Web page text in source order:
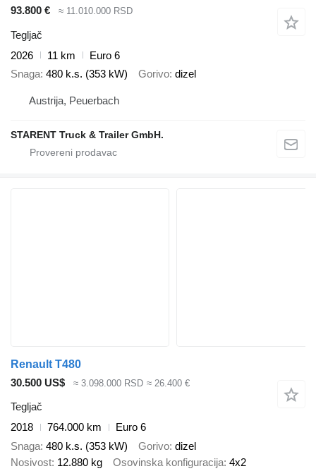
93.800 € ≈ 11.010.000 RSD
Tegljač
2026
11 km
Euro 6
Snaga 480 k.s. (353 kW) Gorivo dizel
Austrija, Peuerbach
STARENT Truck & Trailer GmbH.
Renault T480
30.500 US$
≈ 3.098.000 RSD ≈ 26.400 €
Tegljač
2018
764.000 km
Euro 6
Snaga 480 k.s. (353 kW) Gorivo dizel
Nosivost 12.880 kg Osovinska konfiguracija 4x2